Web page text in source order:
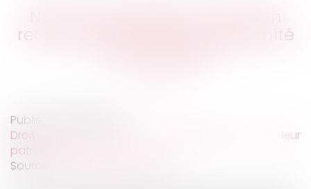
recherche judiciaire de paternité
Publié le :
Droit de la famille, des personnes et de leur
patrimoine
Source :